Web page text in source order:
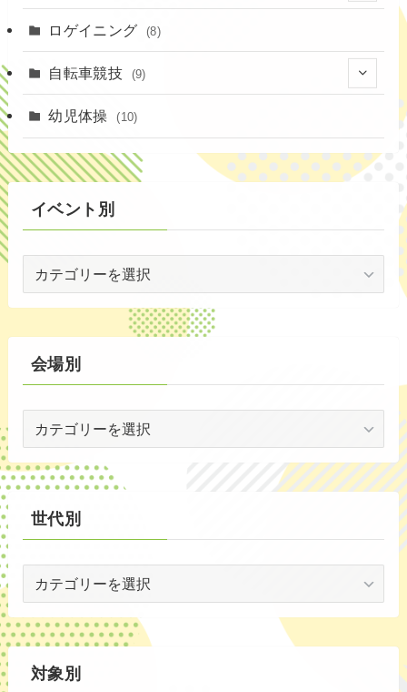
(4)
(20)
(6)
(3)
(19)
(1)
(5)
(6)
(2)
(4)
ロゲイニング (8)
自転車競技 (9)
幼児体操 (10)
イベント別
ン
ト
別
会場別
別
世代別
別
対象別